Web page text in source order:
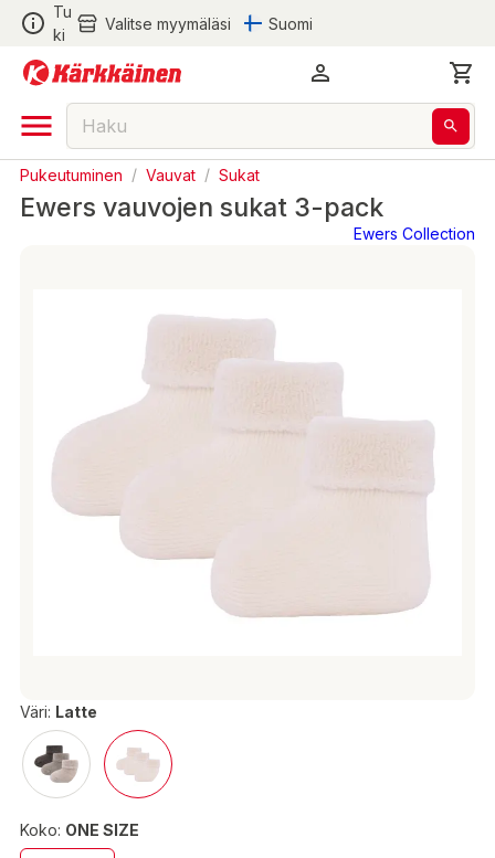
Tu
ki
Valitse myymäläsi Suomi
Pukeutuminen / Vauvat / Sukat
Ewers vauvojen sukat 3-pack
Ewers Collection
Väri: Latte
Koko: ONE SIZE